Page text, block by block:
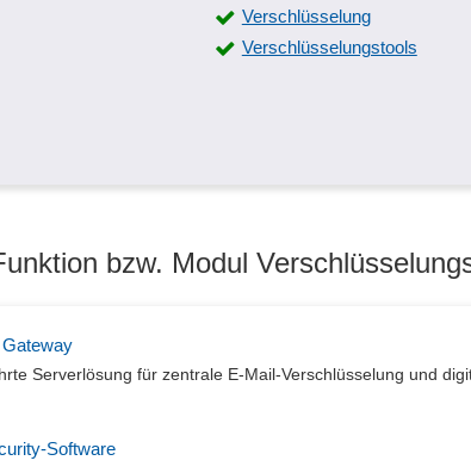
Verschlüsselung
Verschlüsselungstools
bzw. Modul
Serverlösung für zentrale E-Mail-Verschlüsselung und
Software